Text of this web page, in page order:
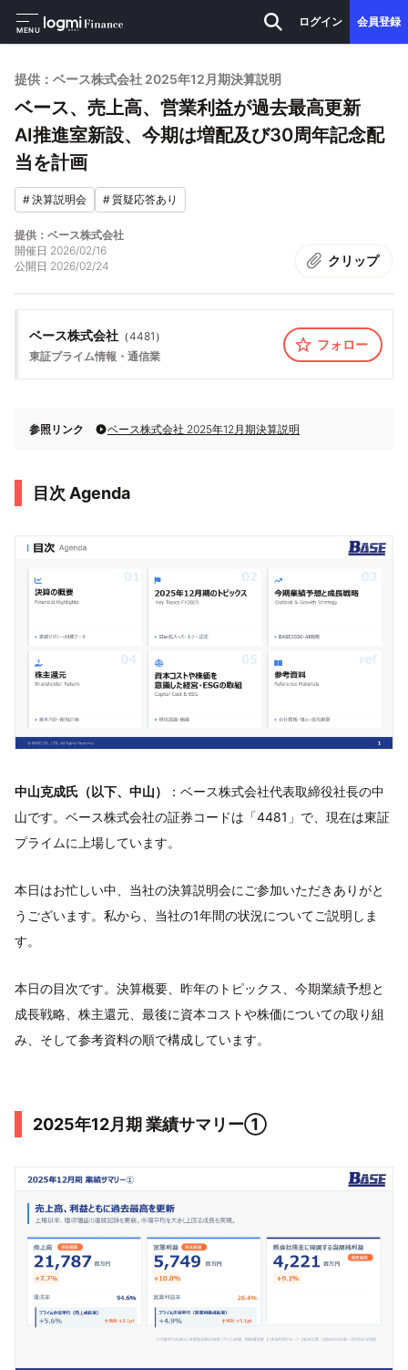
MENU
ログイン 会員登録
提供：ベース株式会社 2025年12月期決算説明
ベース、売上高、営業利益が過去最高更新
AI推進室新設、今期は増配及び30周年記念配
当を計画
#決算説明会 #質疑応答あり
提供：ベース株式会社
開催日 2026/02/16
公開日 2026/02/24 クリップ
ベース株式会社 （4481 ）
東証プライム情報・通信業
フォロー
参照リンク ベース株式会社 2025年12月期決算説明
目次 Agenda
中山克成氏（以下、中山）
：ベース株式会社代表取締役社長の中
山です。ベース株式会社の証券コードは「4481」で、現在は東証
プライムに上場しています。
本日はお忙しい中、当社の決算説明会にご参加いただきありがと
うございます。私から、当社の1年間の状況についてご説明しま
す。
本日の目次です。決算概要、昨年のトピックス、今期業績予想と
成長戦略、株主還元、最後に資本コストや株価についての取り組
み、そして参考資料の順で構成しています。
2025年12月期 業績サマリー①